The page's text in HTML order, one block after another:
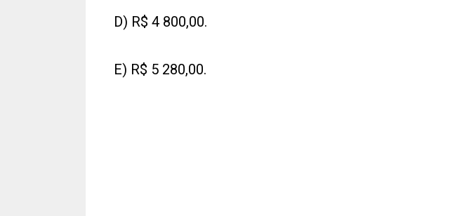
D) R$ 4 800,00.
E) R$ 5 280,00.